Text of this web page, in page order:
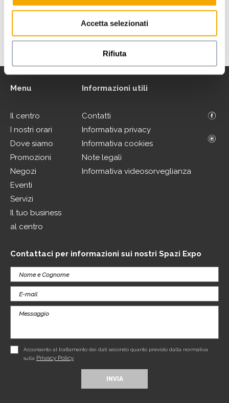
Accetta selezionati
Rifiuta
VAI ALLA MAPPA DEL CENTRO
Menu
Il centro
I nostri orari
Dove siamo
Promozioni
Negozi
Eventi
Servizi
Il tuo business
al centro
Informazioni utili
Contatti
Informativa privacy
Informativa cookies
Note legali
Informativa videosorveglianza
Contattaci per informazioni sui nostri Spazi Expo
Acconsento al trattamento dei dati secondo quanto previsto dalla normativa
sulla Privacy Policy